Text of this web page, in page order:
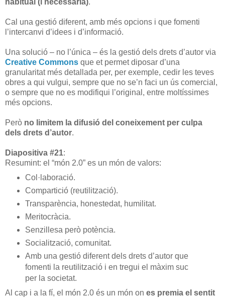
habitual (i necessària).
Cal una gestió diferent, amb més opcions i que fomenti
l’intercanvi d’idees i d’informació.
Una solució – no l’única – és la gestió dels drets d’autor via
Creative Commons que et permet diposar d’una
granularitat més detallada per, per exemple, cedir les teves
obres a qui vulgui, sempre que no se’n faci un ús comercial,
o sempre que no es modifiqui l’original, entre moltíssimes
més opcions.
Però no limitem la difusió del coneixement per culpa
dels drets d’autor.
Diapositiva #21:
Resumint: el “món 2.0” es un món de valors:
Col·laboració.
Compartició (reutilització).
Transparència, honestedat, humilitat.
Meritocràcia.
Senzillesa però potència.
Socialització, comunitat.
Amb una gestió diferent dels drets d’autor que
fomenti la reutilització i en tregui el màxim suc
per la societat.
Al cap i a la fí, el món 2.0 és un món on es premia el sentit